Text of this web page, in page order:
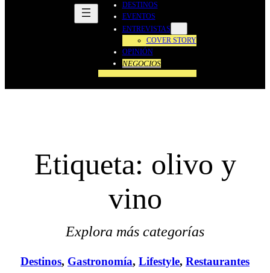
DESTINOS
EVENTOS
ENTREVISTAS
COVER STORY
OPINIÓN
NEGOCIOS
Etiqueta: olivo y
vino
Explora más categorías
Destinos, Gastronomía, Lifestyle, Restaurantes